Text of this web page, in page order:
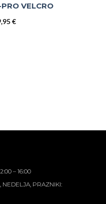
VELCRO
€
– 16:00
NEDELJA, PRAZNIKI: